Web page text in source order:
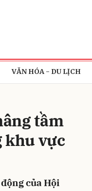
VĂN HÓA - DU LỊCH
tầm
khu vực
của Hội